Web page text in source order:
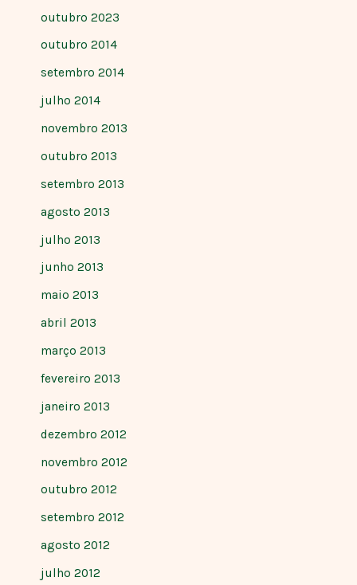
outubro 2023
outubro 2014
setembro 2014
julho 2014
novembro 2013
outubro 2013
setembro 2013
agosto 2013
julho 2013
junho 2013
maio 2013
abril 2013
março 2013
fevereiro 2013
janeiro 2013
dezembro 2012
novembro 2012
outubro 2012
setembro 2012
agosto 2012
julho 2012